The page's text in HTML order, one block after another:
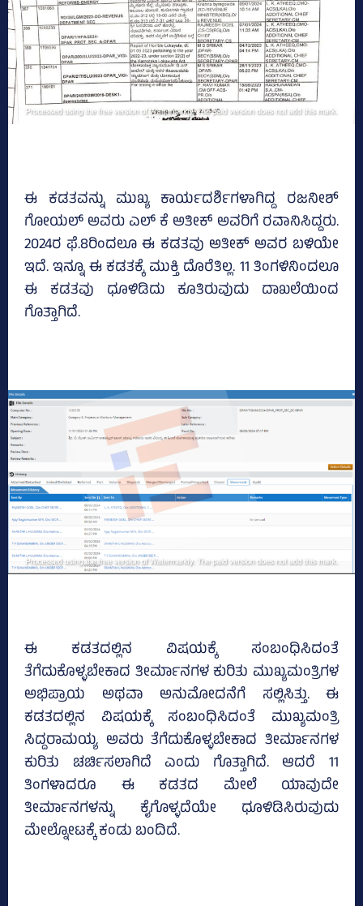
ಈ ಕಡತವನ್ನು ಮುಖ್ಯ ಕಾರ್ಯದರ್ಶಿಗಳಾಗಿದ್ದ ರಜನೀಶ್‌
ಗೋಯಲ್‌ ಅವರು ಎಲ್‌ ಕೆ ಅತೀಕ್‌ ಅವರಿಗೆ ರವಾನಿಸಿದ್ದರು.
2024ರ ಫೆ.8ರಿಂದಲೂ ಈ ಕಡತವು ಅತೀಕ್‌ ಅವರ ಬಳಿಯೇ
ಇದೆ. ಇನ್ನೂ ಈ ಕಡತಕ್ಕೆ ಮುಕ್ತಿ ದೊರೆತಿಲ್ಲ. 11 ತಿಂಗಳಿನಿಂದಲೂ
ಈ ಕಡತವು ಧೂಳಿಡಿದು ಕೂತಿರುವುದು ದಾಖಲೆಯಿಂದ
ಗೊತ್ತಾಗಿದೆ.
ಈ ಕಡತದಲ್ಲಿನ ವಿಷಯಕ್ಕೆ ಸಂಬಂಧಿಸಿದಂತೆ
ತೆಗೆದುಕೊಳ್ಳಬೇಕಾದ ತೀರ್ಮಾನಗಳ ಕುರಿತು ಮುಖ್ಯಮಂತ್ರಿಗಳ
ಅಭಿಪ್ರಾಯ ಅಥವಾ ಅನುಮೋದನೆಗೆ ಸಲ್ಲಿಸಿತ್ತು. ಈ
ಕಡತದಲ್ಲಿನ ವಿಷಯಕ್ಕೆ ಸಂಬಂಧಿಸಿದಂತೆ ಮುಖ್ಯಮಂತ್ರಿ
ಸಿದ್ದರಾಮಯ್ಯ ಅವರು ತೆಗೆದುಕೊಳ್ಳಬೇಕಾದ ತೀರ್ಮಾನಗಳ
ಕುರಿತು ಚರ್ಚಿಸಲಾಗಿದೆ ಎಂದು ಗೊತ್ತಾಗಿದೆ. ಆದರೆ 11
ತಿಂಗಳಾದರೂ ಈ ಕಡತದ ಮೇಲೆ ಯಾವುದೇ
ತೀರ್ಮಾನಗಳನ್ನು ಕೈಗೊಳ್ಳದೆಯೇ ಧೂಳಿಡಿಸಿರುವುದು
ಮೇಲ್ನೋಟಕ್ಕೆ ಕಂಡು ಬಂದಿದೆ.